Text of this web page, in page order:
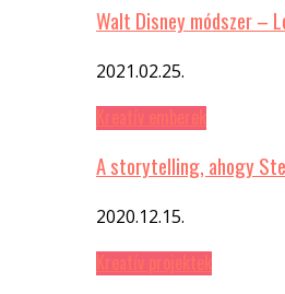
Walt Disney módszer –
2021.02.25.
A storytelling, ahogy
2020.12.15.